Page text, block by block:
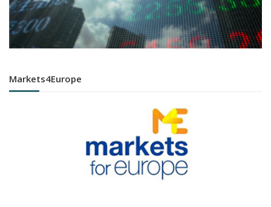
Markets4Europe